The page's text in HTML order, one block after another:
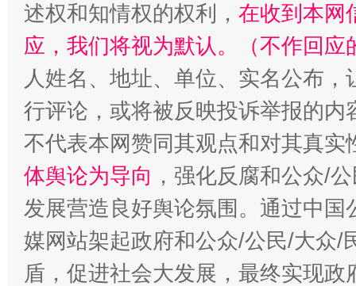
招工难、用工荒背后
述权和知情权的权利， 在收到本网
应，我们将视为默认。（不作回应
人姓名、地址、单位、实名公布
行评论，或将被反映投诉举报的
不代表本网赞同其观点和对其真实
体舆论为导向 ，强化反腐和公众/
发展营造良好舆论氛围。通过中
媒网站架起政府和公众/公民/大众/
盾，促进社会大发展，最终实现